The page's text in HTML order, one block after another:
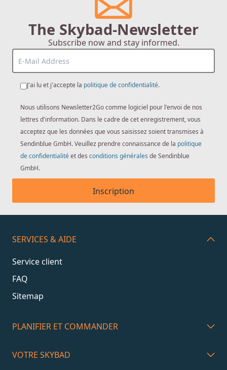
The Skybad-Newsletter
Subscribe now and stay informed.
J'ai lu et j'accepte la politique de confidentialité.
Nous utilisons Newsletter2Go comme logiciel pour l'envoi de nos
lettres d'information. Dans le cadre de cet enregistrement, vous
acceptez que les données que vous saisissez soient transmises à
Sendinblue GmbH. Veuillez prendre connaissance de la politique
de confidentialitéet des conditions générales de Sendinblue
GmbH.
Inscription
SERVICES & AIDE
Service client
FAQ
Sitemap
PLANIFIER ET COMMANDER
VOTRE SKYBAD